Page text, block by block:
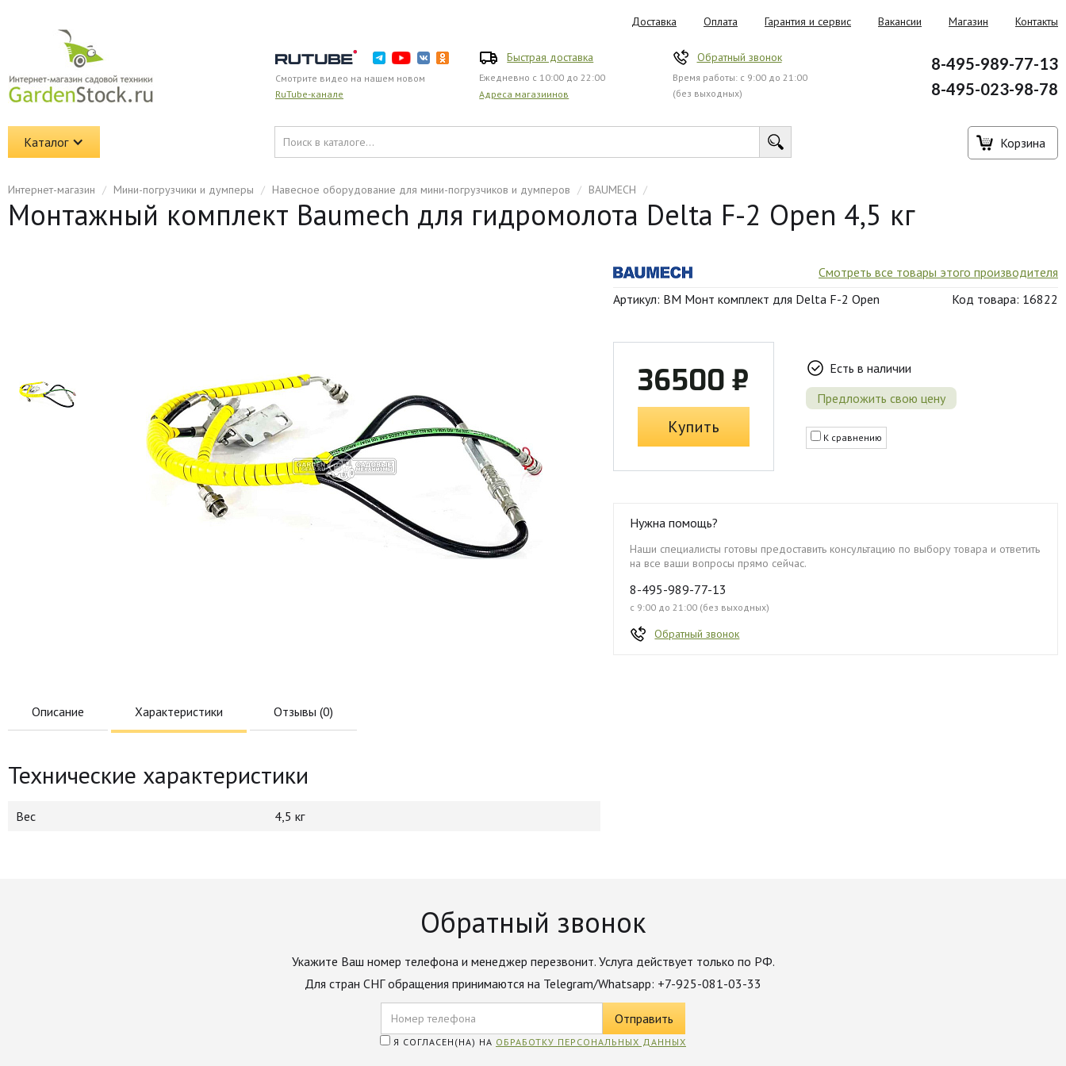
Доставка Оплата Гарантия и сервис Вакансии Магазин Контакты
Смотрите видео на нашем новом
RuTube-канале
Быстрая доставка
Ежедневно с 10:00 до 22:00
Адреса магазиинов
Обратный звонок
Время работы: с 9:00 до 21:00
(без выходных)
8-495-989-77-13
8-495-023-98-78
Каталог Корзина
Интернет-магазин / Мини-погрузчики и думперы / Навесное оборудование для мини-погрузчиков и думперов / BAUMECH /
Монтажный комплект Baumech для гидромолота Delta F-2 Open 4,5 кг
Смотреть все товары этого производителя
Артикул: BM Монт комплект для Delta F-2 Open
Код товара: 16822
36500 ₽
Купить
Есть в наличии
Предложить свою цену
К сравнению
Нужна помощь?
Наши специалисты готовы предоставить консультацию по выбору товара и ответить
на все ваши вопросы прямо сейчас.
8-495-989-77-13
с 9:00 до 21:00 (без выходных)
Обратный звонок
Описание Характеристики Отзывы (0)
Технические характеристики
Вес 4,5 кг
Обратный звонок
Укажите Ваш номер телефона и менеджер перезвонит. Услуга действует только по РФ.
Для стран СНГ обращения принимаются на Telegram/Whatsapp: +7-925-081-03-33
Я СОГЛАСЕН(НА) НА ОБРАБОТКУ ПЕРСОНАЛЬНЫХ ДАННЫХ